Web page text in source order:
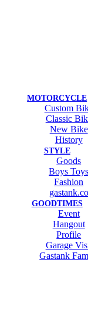
MOTORCYCLE
Custom
Classic
New Bike
History
STYLE
Goods
Boys
Fashion
gastank.co
GOODTIMES
Event
Hangout
Profile
Garage
Gastank